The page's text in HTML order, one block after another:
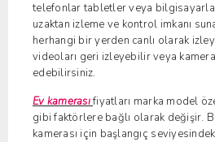
telefonlar tabletler veya
uzaktan izleme ve kontrol imkanı
herhangi bir yerden canlı olarak
videoları geri izleyebilir veya
edebilirsiniz.
Ev kamerasıfiyatları marka model
gibi faktörlere bağlı olarak değişir.
kamerası için başlangıç